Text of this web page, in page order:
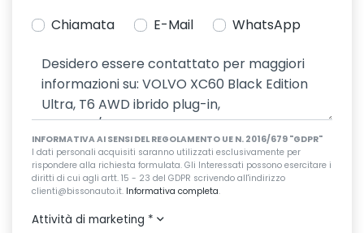
Chiamata E-Mail WhatsApp
INFORMATIVA AI SENSI DEL REGOLAMENTO UE N. 2016/679 "GDPR"
I dati personali acquisiti saranno utilizzati esclusivamente per
rispondere alla richiesta formulata. Gli Interessati possono esercitare i
diritti di cui agli artt. 15 - 23 del GDPR scrivendo all'indirizzo
clienti@bissonauto.it. Informativa completa.
Attività di marketing *